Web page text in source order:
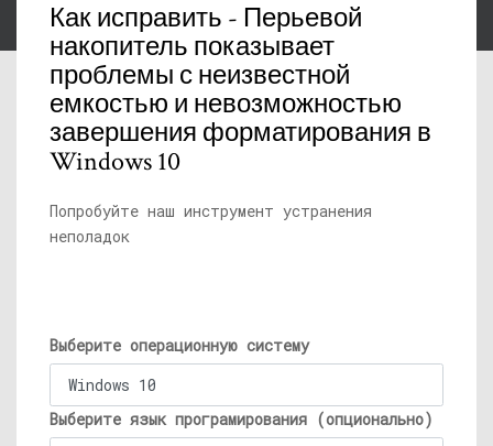
Как исправить - Перьевой
накопитель показывает
проблемы с неизвестной
емкостью и невозможностью
завершения форматирования в
Windows 10
Попробуйте наш инструмент устранения
неполадок
Выберите операционную систему
Выберите язык програмирования (опционально)